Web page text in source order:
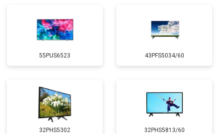
55PUS6523 43PFS5034/60
32PHS5302 32PHS5813/60